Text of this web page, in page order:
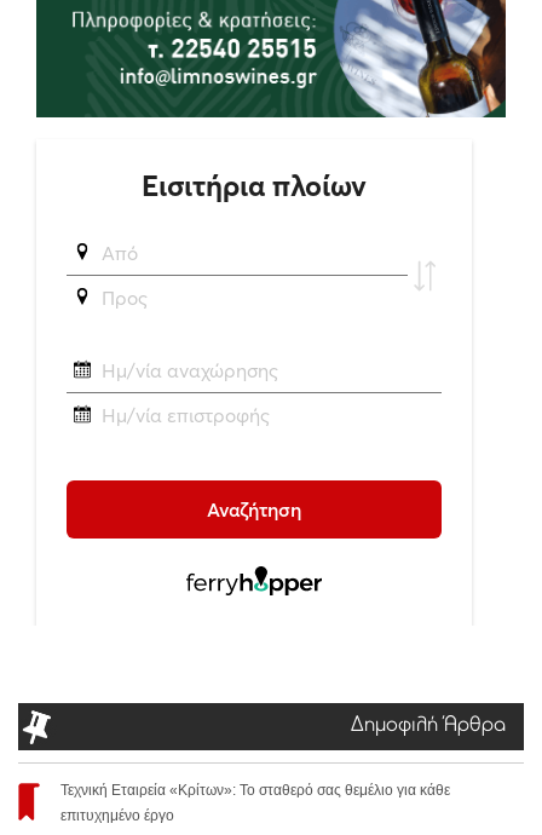
Δημοφιλή Άρθρα
Τεχνική Εταιρεία «Κρίτων»: Το σταθερό σας θεμέλιο για κάθε
επιτυχημένο έργο